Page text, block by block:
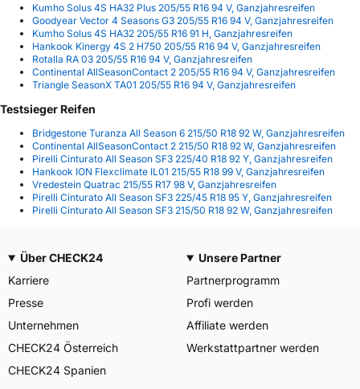
Kumho Solus 4S HA32 Plus 205/55 R16 94 V, Ganzjahresreifen
Goodyear Vector 4 Seasons G3 205/55 R16 94 V, Ganzjahresreifen
Kumho Solus 4S HA32 205/55 R16 91 H, Ganzjahresreifen
Hankook Kinergy 4S 2 H750 205/55 R16 94 V, Ganzjahresreifen
Rotalla RA 03 205/55 R16 94 V, Ganzjahresreifen
Continental AllSeasonContact 2 205/55 R16 94 V, Ganzjahresreifen
Triangle SeasonX TA01 205/55 R16 94 V, Ganzjahresreifen
Testsieger Reifen
Bridgestone Turanza All Season 6 215/50 R18 92 W, Ganzjahresreifen
Continental AllSeasonContact 2 215/50 R18 92 W, Ganzjahresreifen
Pirelli Cinturato All Season SF3 225/40 R18 92 Y, Ganzjahresreifen
Hankook ION Flexclimate IL01 215/55 R18 99 V, Ganzjahresreifen
Vredestein Quatrac 215/55 R17 98 V, Ganzjahresreifen
Pirelli Cinturato All Season SF3 225/45 R18 95 Y, Ganzjahresreifen
Pirelli Cinturato All Season SF3 215/50 R18 92 W, Ganzjahresreifen
Über CHECK24
Karriere
Presse
Unternehmen
CHECK24 Österreich
CHECK24 Spanien
Unsere Partner
Partnerprogramm
Profi werden
Affiliate werden
Werkstattpartner werden